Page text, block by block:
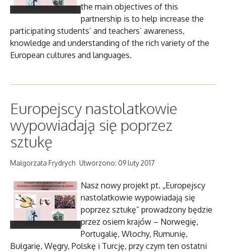
the main objectives of this
partnership is to help increase the
participating students’ and teachers’ awareness,
knowledge and understanding of the rich variety of the
European cultures and languages.
Europejscy nastolatkowie
wypowiadają się poprzez
sztukę
Małgorzata Frydrych Utworzono: 09 luty 2017
Nasz nowy projekt pt. „Europejscy
nastolatkowie wypowiadają się
poprzez sztukę” prowadzony będzie
przez osiem krajów – Norwegię,
Portugalię, Włochy, Rumunię,
Bułgarię, Węgry, Polskę i Turcję, przy czym ten ostatni